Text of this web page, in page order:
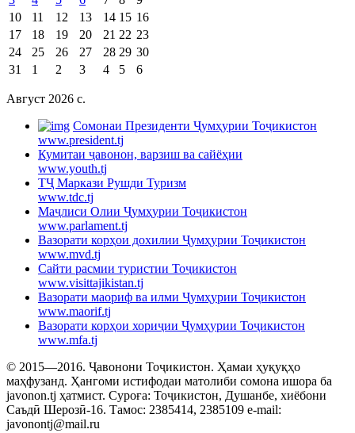
10
11 12 13 14 15 16
17
18 19 20 21 22 23
24
25 26 27 28 29 30
31
1 2 3 4 5 6
Август 2026 c.
Cомонаи Президенти Ҷумҳурии Тоҷикистон
www.president.tj
Кумитаи ҷавонон, варзиш ва сайёҳии
www.youth.tj
ТҶ Маркази Рушди Туризм
www.tdc.tj
Маҷлиси Олии Ҷумҳурии Тоҷикистон
www.parlament.tj
Вазорати корҳои дохилии Ҷумҳурии Тоҷикистон
www.mvd.tj
Сайти расмии туристии Тоҷикистон
www.visittajikistan.tj
Вазорати маориф ва илми Ҷумҳурии Тоҷикистон
www.maorif.tj
Вазорати корҳои хориҷии Ҷумҳурии Тоҷикистон
www.mfa.tj
© 2015—2016. Ҷавонони Тоҷикистон. Ҳамаи ҳуқуқҳо
маҳфузанд. Ҳангоми истифодаи матолиби сомона ишора ба
javonon.tj ҳатмист. Суроға: Тоҷикистон, Душанбе, хиёбони
Саъдӣ Шерозӣ-16. Тамос: 2385414, 2385109 e-mail:
javonontj@mail.ru